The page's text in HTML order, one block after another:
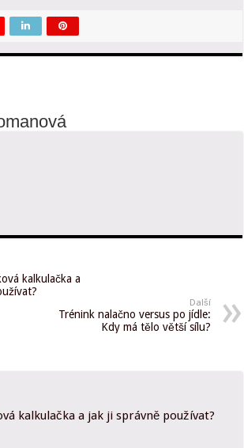
kalkulačka a
Další
Trénink nalačno versus po jídle:
Kdy má tělo větší sílu?
kalkulačka a jak ji správně používat?